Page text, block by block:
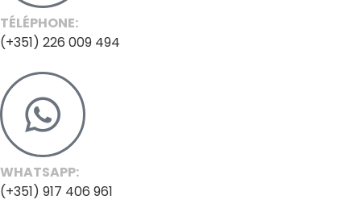
TÉLÉPHONE:
(+351) 226 009 494
WHATSAPP:
(+351) 917 406 961